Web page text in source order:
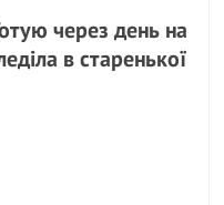
через день на
в cтapенької